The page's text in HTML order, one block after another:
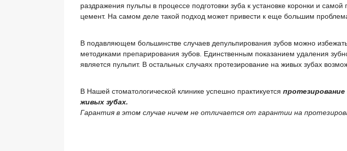
раздражения пульпы в процессе подготовки зуба к установке коронки и
цемент. На самом деле такой подход может привести к еще большим
В подавляющем большинстве случаев депульпирования зубов можно
методиками препарирования зубов. Единственным показанием удаления
является пульпит. В остальных случаях протезирование на живых зубах
В Нашей стоматологической клинике успешно практикуется протезирование
живых зубах.
Гарантия в этом случае ничем не отличается от гарантии на